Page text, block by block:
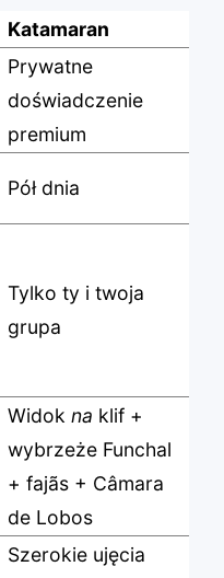
Katamaran
Prywatne
doświadczenie
premium
Pół dnia
Tylko ty i twoja
grupa
Widok na klif +
wybrzeże Funchal
+ fajãs + Câmara
de Lobos
Szerokie ujęcia